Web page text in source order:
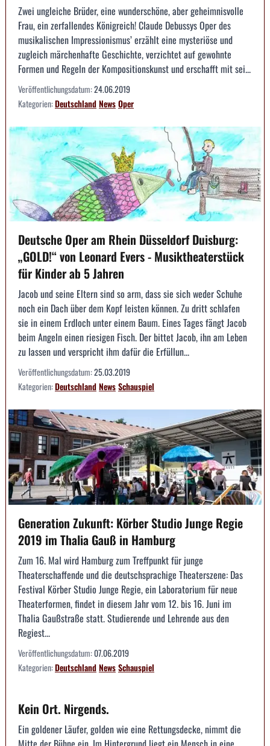
Zwei ungleiche Brüder, eine wunderschöne, aber geheimnisvolle
Frau, ein zerfallendes Königreich! Claude Debussys Oper des
musikalischen Impressionismus’ erzählt eine mysteriöse und
zugleich märchenhafte Geschichte, verzichtet auf gewohnte
Formen und Regeln der Kompositionskunst und erschafft mit sei...
Veröffentlichungsdatum:24.06.2019
Kategorien:DeutschlandNewsOper
Deutsche Oper am Rhein Düsseldorf Duisburg:
„GOLD!“ von Leonard Evers - Musiktheaterstück
für Kinder ab 5 Jahren
Jacob und seine Eltern sind so arm, dass sie sich weder Schuhe
noch ein Dach über dem Kopf leisten können. Zu dritt schlafen
sie in einem Erdloch unter einem Baum. Eines Tages fängt Jacob
beim Angeln einen riesigen Fisch. Der bittet Jacob, ihn am Leben
zu lassen und verspricht ihm dafür die Erfüllun...
Veröffentlichungsdatum:25.03.2019
Kategorien:DeutschlandNewsSchauspiel
Generation Zukunft: Körber Studio Junge Regie
2019 im Thalia Gauß in Hamburg
Zum 16. Mal wird Hamburg zum Treffpunkt für junge
Theaterschaffende und die deutschsprachige Theaterszene: Das
Festival Körber Studio Junge Regie, ein Laboratorium für neue
Theaterformen, findet in diesem Jahr vom 12. bis 16. Juni im
Thalia Gaußstraße statt. Studierende und Lehrende aus den
Regiest...
Veröffentlichungsdatum:07.06.2019
Kategorien:DeutschlandNewsSchauspiel
Kein Ort. Nirgends.
Ein goldener Läufer, golden wie eine Rettungsdecke, nimmt die